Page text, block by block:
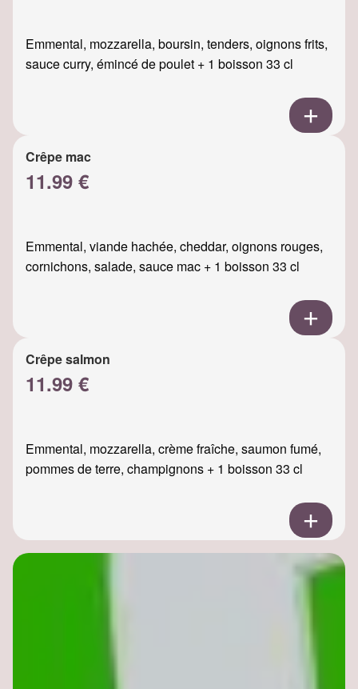
Emmental, mozzarella, boursin, tenders, oignons frits,
sauce curry, émincé de poulet + 1 boisson 33 cl
Crêpe mac
11.99 €
Emmental, viande hachée, cheddar, oignons rouges,
cornichons, salade, sauce mac + 1 boisson 33 cl
Crêpe salmon
11.99 €
Emmental, mozzarella, crème fraîche, saumon fumé,
pommes de terre, champignons + 1 boisson 33 cl